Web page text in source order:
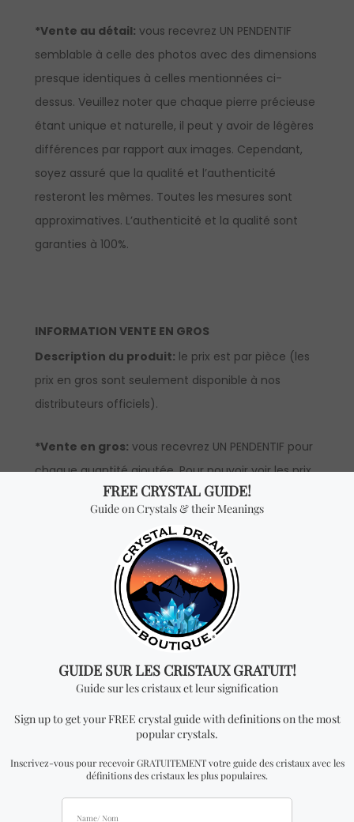
*Vente au détail: vous recevrez UN PENDENTIF
semblable à celle des photos avec des dimensions
presque identiques à celles mentionnées ci-
dessus. Veuillez noter que chaque pierre précieuse
étant unique et naturelle, il peut y avoir de légères
différences par rapport aux images. Cependant,
soyez assuré que la qualité et l’authenticité
resteront les mêmes. Toutes les mesures sont
approximatives. L’authenticité et la qualité sont
garanties à 100%.
INFORMATION VENTE EN GROS
Description du produit: le prix est par pièce (les
prix en gros sont seulement disponible à nos
distributeurs officiels).
*Vente en gros: vous recevrez UN PENDENTIF pour
chaque quantité ajoutée. Pour pouvoir voir les prix
en gros, vous devrez faire une demande pour
devenir un distributeur officiel.
Vous cherchez quelque
chose de spécial? Jetez
un coup d'œil à nos
produits les plus
vendus!